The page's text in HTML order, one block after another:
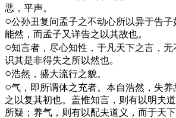
恶，平声。
○公孙丑复问孟子之不动心所以异于告
能然，而孟子又详告之以其故也。
○知言者，尽心知性，于凡天下之言，
识其是非得失之所以然也。
○浩然，盛大流行之貌。
○气，即所谓体之充者。本自浩然，失
之以复其初也。盖惟知言，则有以明夫
所疑；养气，则有以配夫道义，而于天